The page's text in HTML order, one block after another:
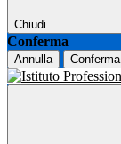
Chiudi
Conferma
Annulla Conferma